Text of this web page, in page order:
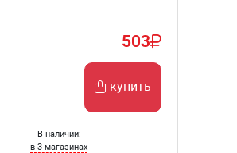
503
купить
В наличии:
в 3 магазинах